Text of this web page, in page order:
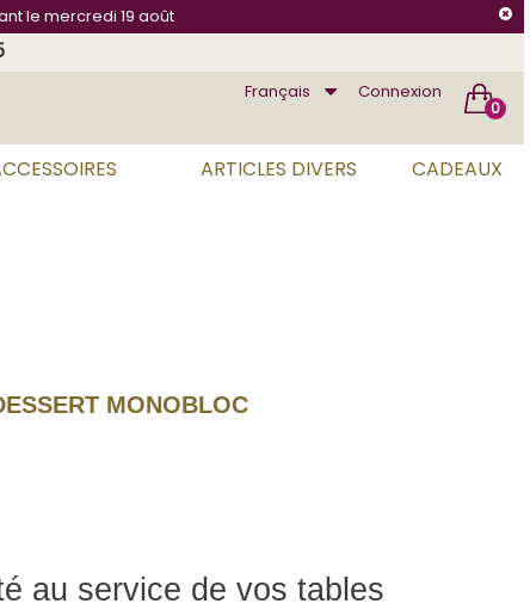
le mercredi 19 août
0
Connexion
Français
ARTICLES DIVERS CADEAUX
MONOBLOC
au service de vos tables